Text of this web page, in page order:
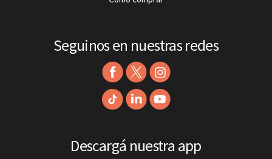
Seguinos en nuestras redes
Descargá nuestra app